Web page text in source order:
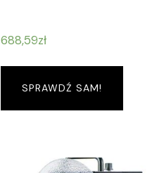
688,59zł
SPRAWDŹ SAM!